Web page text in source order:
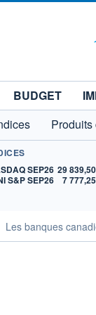
BUDGET
SEP26 29 839,50
S&P SEP26
7 777,25
Les banques